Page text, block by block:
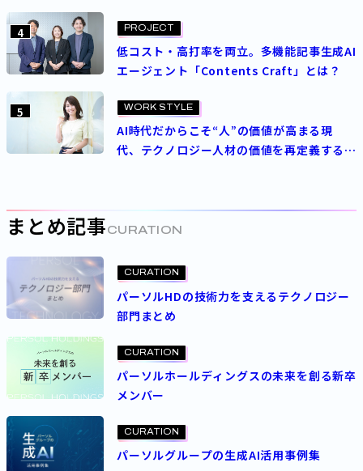
4 PROJECT
低コスト・高打率を両立。多機能記事生成AI
エージェント「Contents Craft」とは？
5 WORK STYLE
AI時代だからこそ“人”の価値が高まる現
代、テクノロジー人材の価値を再定義する
まとめ記事 CURATION
CURATION
パーソルHDの技術力を支えるテクノロジー
部門まとめ
CURATION
パーソルホールディングスの未来を創る新卒
メンバー
CURATION
パーソルグループの生成AI活用事例集